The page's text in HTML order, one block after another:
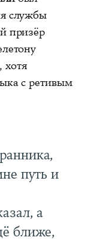
службы
призёр
хотя
с ретивым
путь и
а
ближе,